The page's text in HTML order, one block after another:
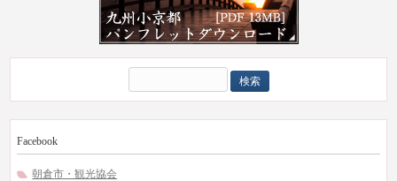
索:
Facebook
朝倉市・観光協会